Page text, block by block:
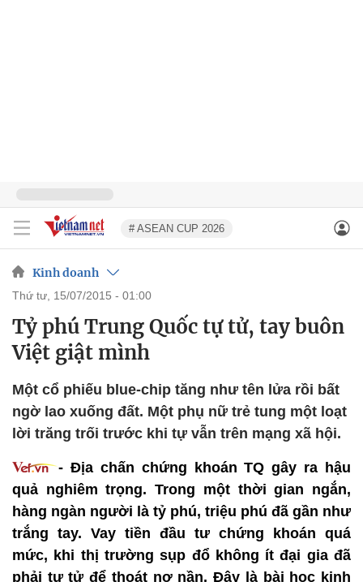
# ASEAN CUP 2026
Kinh doanh
thứ tư, 15/07/2015 - 01:00
Tỷ phú Trung Quốc tự tử, tay buôn
Việt giật mình
Một cổ phiếu blue-chip tăng như tên lửa rồi bất
ngờ lao xuống đất. Một phụ nữ trẻ tung một loạt
lời trăng trối trước khi tự vẫn trên mạng xã hội.
- Địa chấn chứng khoán TQ gây ra hậu
quả nghiêm trọng. Trong một thời gian ngắn,
hàng ngàn người là tỷ phú, triệu phú đã gần như
trắng tay. Vay tiền đầu tư chứng khoán quá
mức, khi thị trường sụp đổ không ít đại gia đã
phải tự tử để thoát nợ nần. Đây là bài học kinh